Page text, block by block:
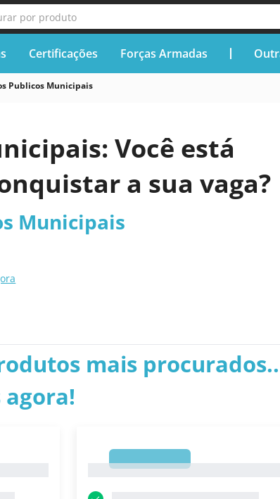
por produto
Certificações Forças Armadas
Publicos Municipais
Você está
a sua vaga?
Municipais
mais